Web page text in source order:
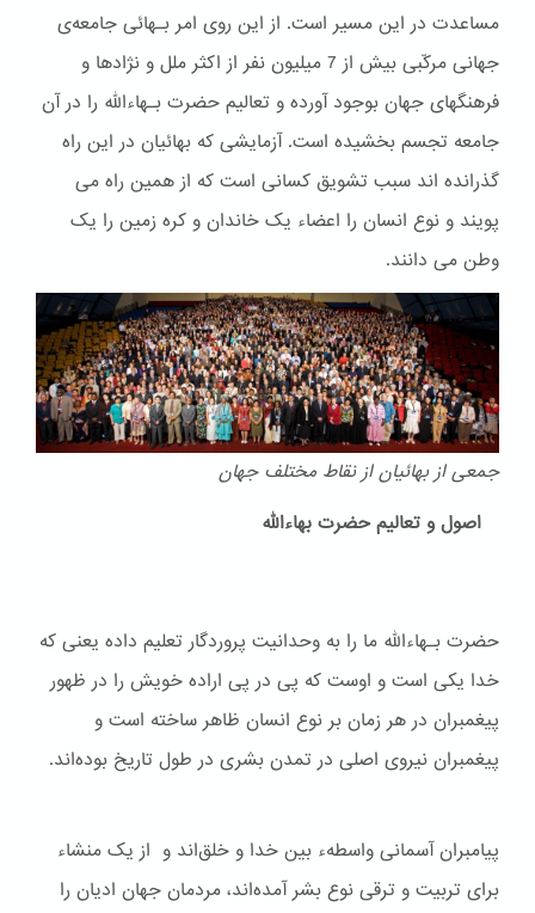
مساعدت در این مسیر است. از این روی امر بـهائی جامعه‌ی
جهانی مرکّبی بیش از 7 میلیون نفر از اکثر ملل و نژادها و
فرهنگهای جهان بوجود آورده و تعالیم حضرت بـهاءالله را در آن
جامعه تجسم بخشیده است. آزمایشی که بهائیان در این راه
گذرانده اند سبب تشویق کسانی است که از همین راه می
پویند و نوع انسان را اعضاء یک خاندان و کره زمین را یک
وطن می دانند.
جمعی از بهائیان از نقاط مختلف جهان
اصول و تعالیم حضرت بهاءالله
حضرت بـهاءالله ما را به وحدانیت پروردگار تعلیم داده یعنی که
خدا یکی است و اوست که پی در پی اراده خویش را در ظهور
پیغمبران در هر زمان بر نوع انسان ظاهر ساخته است و
پیغمبران نیروی اصلی در تمدن بشری در طول تاریخ بوده‌اند.
پیامبران آسمانی واسطهء بین خدا و خلق‌اند و از یک منشاء
برای تربیت و ترقی نوع بشر آمده‌اند، مردمان جهان ادیان را